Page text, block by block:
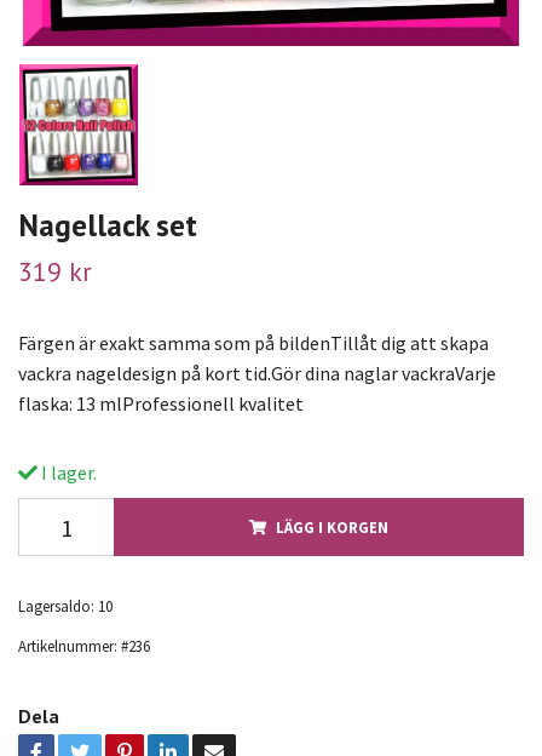
Nagellack set
319 kr
Färgen är exakt samma som på bildenTillåt dig att skapa
vackra nageldesign på kort tid.Gör dina naglar vackraVarje
flaska: 13 mlProfessionell kvalitet
I lager.
LÄGG I KORGEN
Lagersaldo: 10
Artikelnummer: #236
Dela